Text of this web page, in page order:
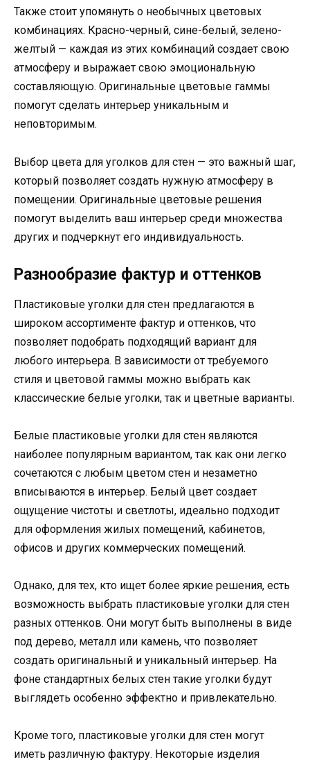
Также стоит упомянуть о необычных цветовых
комбинациях. Красно-черный, сине-белый, зелено-
желтый — каждая из этих комбинаций создает свою
атмосферу и выражает свою эмоциональную
составляющую. Оригинальные цветовые гаммы
помогут сделать интерьер уникальным и
неповторимым.
Выбор цвета для уголков для стен — это важный шаг,
который позволяет создать нужную атмосферу в
помещении. Оригинальные цветовые решения
помогут выделить ваш интерьер среди множества
других и подчеркнут его индивидуальность.
Разнообразие фактур и оттенков
Пластиковые уголки для стен предлагаются в
широком ассортименте фактур и оттенков, что
позволяет подобрать подходящий вариант для
любого интерьера. В зависимости от требуемого
стиля и цветовой гаммы можно выбрать как
классические белые уголки, так и цветные варианты.
Белые пластиковые уголки для стен являются
наиболее популярным вариантом, так как они легко
сочетаются с любым цветом стен и незаметно
вписываются в интерьер. Белый цвет создает
ощущение чистоты и светлоты, идеально подходит
для оформления жилых помещений, кабинетов,
офисов и других коммерческих помещений.
Однако, для тех, кто ищет более яркие решения, есть
возможность выбрать пластиковые уголки для стен
разных оттенков. Они могут быть выполнены в виде
под дерево, металл или камень, что позволяет
создать оригинальный и уникальный интерьер. На
фоне стандартных белых стен такие уголки будут
выглядеть особенно эффектно и привлекательно.
Кроме того, пластиковые уголки для стен могут
иметь различную фактуру. Некоторые изделия